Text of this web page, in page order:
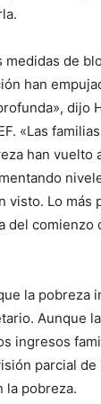
medidas de
han
dijo
«Las
han vuelto
visto. Lo más
del comienzo
la pobreza
Aunque
ingresos
parcial
la pobreza.